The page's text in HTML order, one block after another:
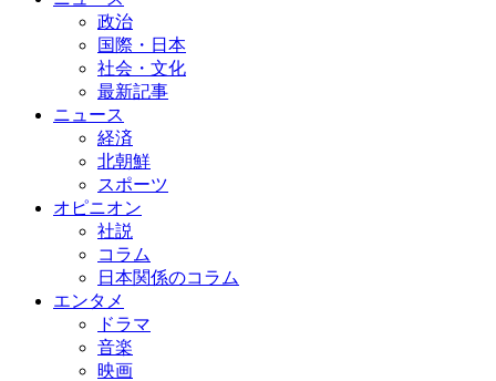
政治
国際・日本
社会・文化
最新記事
ニュース
経済
北朝鮮
スポーツ
オピニオン
社説
コラム
日本関係のコラム
エンタメ
ドラマ
音楽
映画